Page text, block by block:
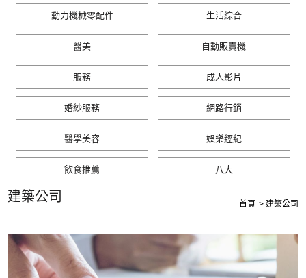
動力機械零配件 生活綜合
醫美 自動販賣機
服務 成人影片
婚紗服務 網路行銷
醫學美容 娛樂經紀
飲食推薦 八大
建築公司
首頁 建築公司